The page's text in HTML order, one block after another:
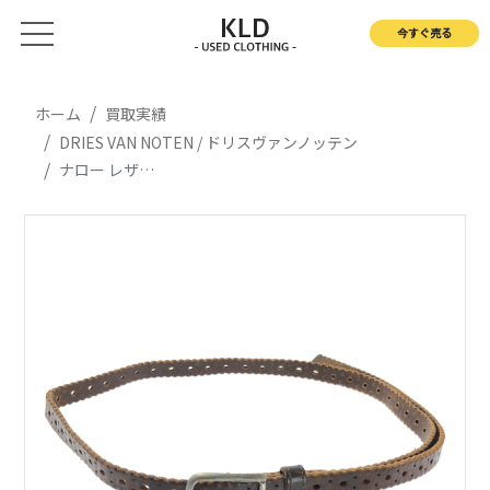
今すぐ売る
ホーム
買取実績
DRIES VAN NOTEN / ドリスヴァンノッテン
ナロー レザー ベルト